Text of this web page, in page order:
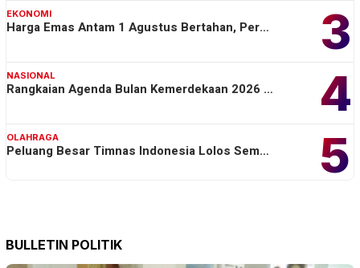
3
EKONOMI
Harga Emas Antam 1 Agustus Bertahan, Per…
4
NASIONAL
Rangkaian Agenda Bulan Kemerdekaan 2026 …
5
OLAHRAGA
Peluang Besar Timnas Indonesia Lolos Sem…
BULLETIN POLITIK